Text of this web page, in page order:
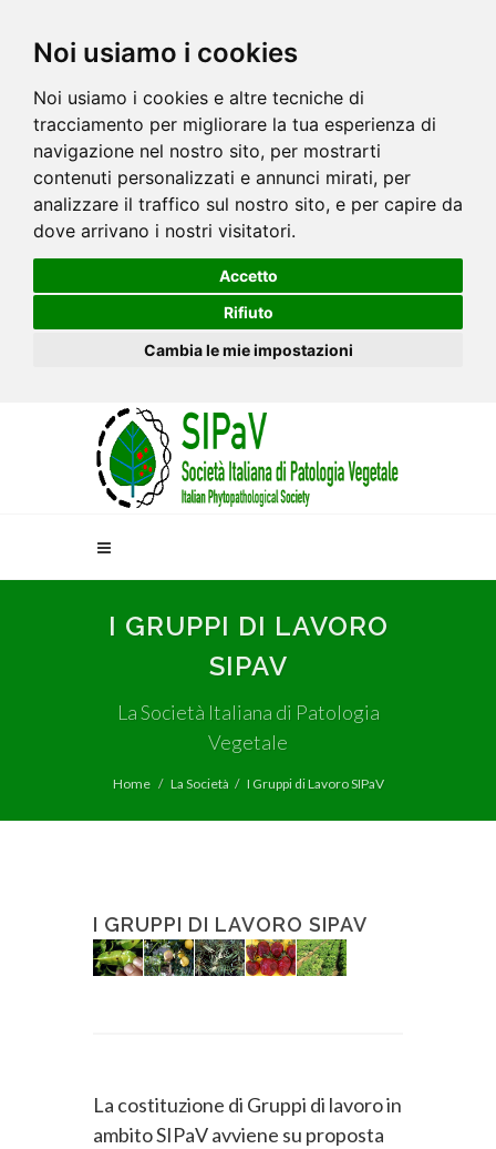
Noi usiamo i cookies
Noi usiamo i cookies e altre tecniche di
tracciamento per migliorare la tua esperienza di
navigazione nel nostro sito, per mostrarti
contenuti personalizzati e annunci mirati, per
analizzare il traffico sul nostro sito, e per capire da
dove arrivano i nostri visitatori.
Accetto
Rifiuto
Cambia le mie impostazioni
I GRUPPI DI LAVORO
SIPAV
La Società Italiana di Patologia
Vegetale
Home La Società I Gruppi di Lavoro SIPaV
I GRUPPI DI LAVORO SIPAV
La costituzione di Gruppi di lavoro in
ambito SIPaV avviene su proposta